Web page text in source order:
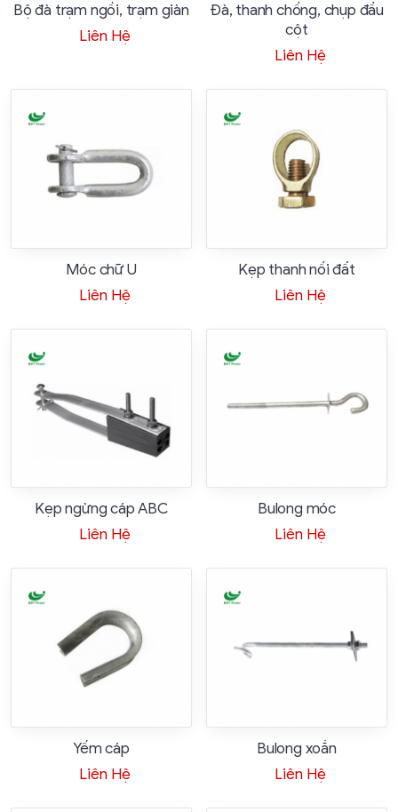
Bộ đà trạm ngồi, trạm giàn
Liên Hệ
Đà, thanh chống, chụp đầu
cột
Liên Hệ
Móc chữ U
Liên Hệ
Kẹp thanh nối đất
Liên Hệ
Kẹp ngừng cáp ABC
Liên Hệ
Bulong móc
Liên Hệ
Yếm cáp
Liên Hệ
Bulong xoắn
Liên Hệ